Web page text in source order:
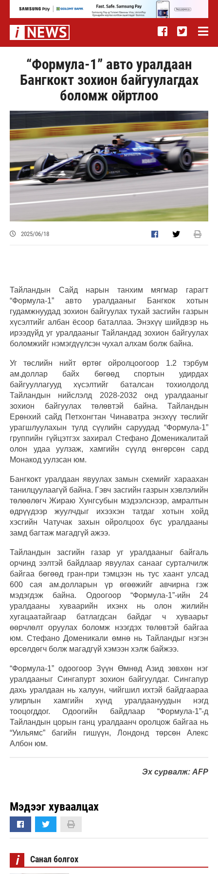
“Формула-1” авто уралдаан
Бангкокт зохион байгуулагдах
боломж ойртлоо
2025/06/18
Тайландын Сайд нарын танхим мягмар гарагт
“Формула-1” авто уралдааныг Бангкок хотын
гудамжнуудад зохион байгуулах тухай засгийн газрын
хүсэлтийг албан ёсоор баталлаа. Энэхүү шийдвэр нь
ирээдүйд уг уралдааныг Тайландад зохион байгуулах
боломжийг нэмэгдүүлсэн чухал алхам болж байна.
Уг төслийн нийт өртөг ойролцоогоор 1.2 тэрбум
ам.доллар байх бөгөөд спортын удирдах
байгууллагууд хүсэлтийг баталсан тохиолдолд
Тайландын нийслэлд 2028-2032 онд уралдааныг
зохион байгуулах төлөвтэй байна. Тайландын
Ерөнхий сайд Петхонгтан Чинаватра энэхүү төслийг
урагшлуулахын тулд сүүлийн саруудад “Формула-1”
группийн гүйцэтгэх захирал Стефано Доменикалитай
олон удаа уулзаж, хамгийн сүүлд өнгөрсөн сард
Монакод уулзсан юм.
Бангкокт уралдаан явуулах замын схемийг хараахан
танилцуулаагүй байна. Гэвч засгийн газрын хэвлэлийн
төлөөлөгч Жираю Хунгсубын мэдээлснээр, амралтын
өдрүүдээр жуулчдыг ихээхэн татдаг хотын хойд
хэсгийн Чатучак захын ойролцоох бүс уралдааны
замд багтаж магадгүй ажээ.
Тайландын засгийн газар уг уралдааныг байгаль
орчинд ээлтэй байдлаар явуулах санааг сурталчилж
байгаа бөгөөд гран-при тэмцээн нь тус хаант улсад
600 сая ам.долларын үр өгөөжийг авчирна гэж
мэдэгдэж байна. Одоогоор “Формула-1”-ийн 24
уралдааны хуваарийн ихэнх нь олон жилийн
хугацаатайгаар батлагдсан байдаг ч хуваарьт
өөрчлөлт оруулах боломж нээгдэх төлөвтэй байгаа
юм. Стефано Доменикали өмнө нь Тайландыг нэгэн
өрсөлдөгч болж магадгүй хэмээн хэлж байжээ.
“Формула-1” одоогоор Зүүн Өмнөд Азид зөвхөн нэг
уралдааныг Сингапурт зохион байгуулдаг. Сингапур
дахь уралдаан нь халуун, чийгшил ихтэй байдгаараа
улирлын хамгийн хүнд уралдаануудын нэгд
тооцогддог. Одоогийн байдлаар “Формула-1”-д
Тайландын цорын ганц уралдаанч оролцож байгаа нь
“Уильямс” багийн гишүүн, Лондонд төрсөн Алекс
Албон юм.
Эх сурвалж: AFP
Мэдээг хуваалцах
i Санал болгох